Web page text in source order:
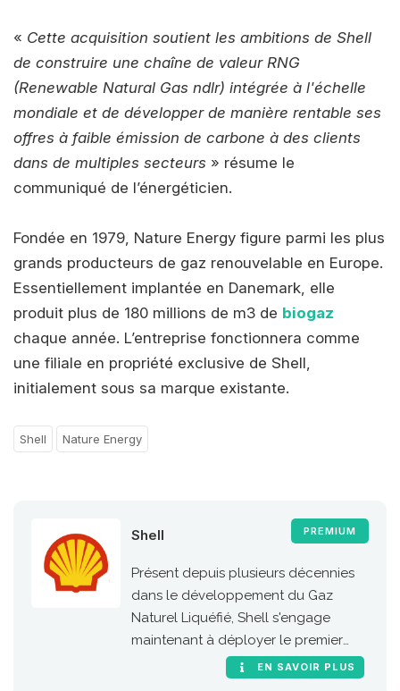
« Cette acquisition soutient les ambitions de Shell
de construire une chaîne de valeur RNG
(Renewable Natural Gas ndlr) intégrée à l'échelle
mondiale et de développer de manière rentable ses
offres à faible émission de carbone à des clients
dans de multiples secteurs » résume le
communiqué de l’énergéticien.
Fondée en 1979, Nature Energy figure parmi les plus
grands producteurs de gaz renouvelable en Europe.
Essentiellement implantée en Danemark, elle
produit plus de 180 millions de m3 de biogaz
chaque année. L’entreprise fonctionnera comme
une filiale en propriété exclusive de Shell,
initialement sous sa marque existante.
Shell Nature Energy
PREMIUM
Shell
Présent depuis plusieurs décennies
dans le développement du Gaz
Naturel Liquéfié, Shell s'engage
maintenant à déployer le premier
réseau européen de stations GNV le
EN SAVOIR PLUS